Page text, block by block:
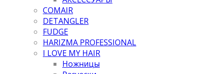
COMAIR
DETANGLER
FUDGE
HARIZMA PROFESSIONAL
I LOVE MY HAIR
Ножницы